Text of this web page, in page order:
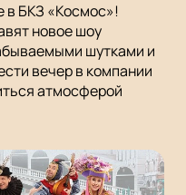
в БКЗ «Космос»!
новое шоу
шутками и
вечер в компании
атмосферой